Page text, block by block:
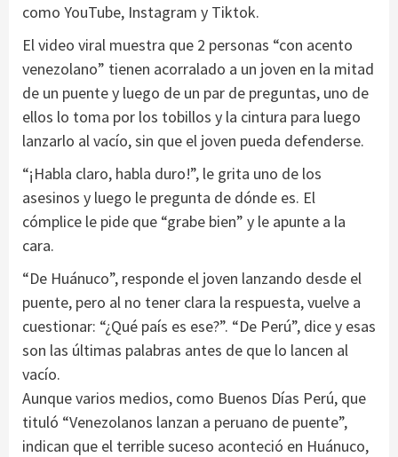
como YouTube, Instagram y Tiktok.
El video viral muestra que 2 personas “con acento
venezolano” tienen acorralado a un joven en la mitad
de un puente y luego de un par de preguntas, uno de
ellos lo toma por los tobillos y la cintura para luego
lanzarlo al vacío, sin que el joven pueda defenderse.
“¡Habla claro, habla duro!”, le grita uno de los
asesinos y luego le pregunta de dónde es. El
cómplice le pide que “grabe bien” y le apunte a la
cara.
“De Huánuco”, responde el joven lanzando desde el
puente, pero al no tener clara la respuesta, vuelve a
cuestionar: “¿Qué país es ese?”. “De Perú”, dice y esas
son las últimas palabras antes de que lo lancen al
vacío.
Aunque varios medios, como Buenos Días Perú, que
tituló “Venezolanos lanzan a peruano de puente”,
indican que el terrible suceso aconteció en Huánuco,